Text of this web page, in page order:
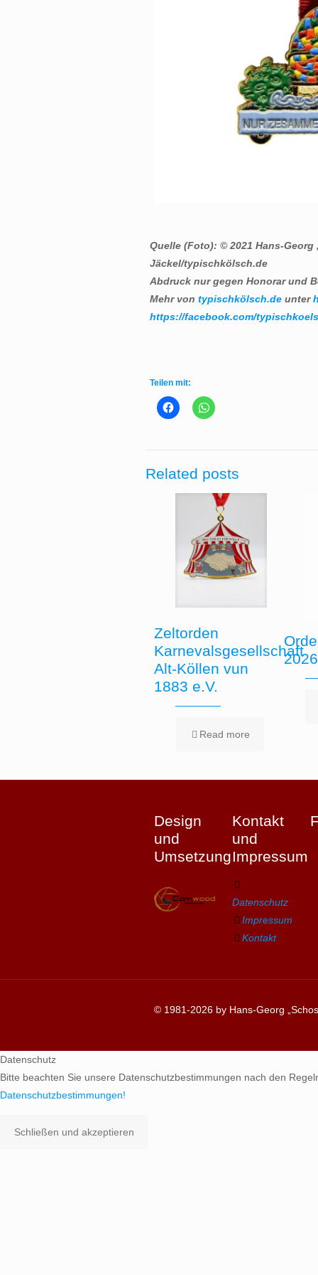
Quelle (Foto): © 2021 Hans-Georg
Jäckel/typischkölsch.de
Abdruck nur gegen Honorar und
Mehr von typischkölsch.deunter
https://facebook.com/
Teilen mit:
Related posts
Zeltorden
Karnevalsgesellschaft
Alt-Köllen vun
1883 e.V.
Read more
2026
Design
und
Umsetzung
Kontakt
und
Impressum
Datenschutz
Impressum
Kontakt
© 1981-2026 by Hans-Georg
Datenschutz
Bitte beachten Sie unsere Datenschutzbestimmungen nach den
Datenschutzbestimmungen!
Schließen und akzeptieren